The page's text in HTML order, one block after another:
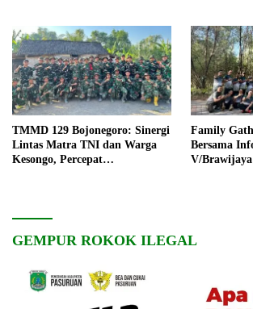
TMMD 129 Bojonegoro: Sinergi
Lintas Matra TNI dan Warga
Kesongo, Percepat
Family
Bersama
V/
GEMPUR ROKOK ILEGAL